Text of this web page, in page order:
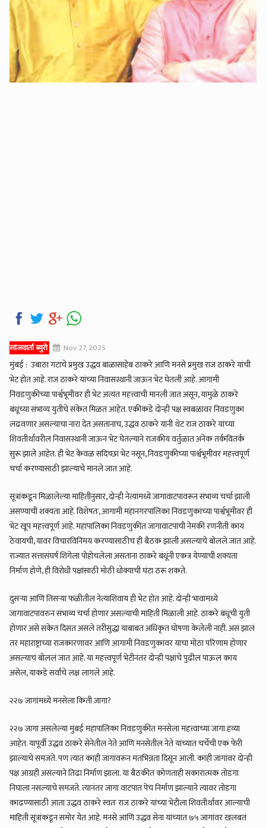
सांजवार्ता ब्युरो Nov 27, 2025
मुंबई : उबाठा गटाचे प्रमुख उद्धव बाळासाहेब ठाकरे आणि मनसे प्रमुख राज ठाकरे यांची
भेट होत आहे. राज ठाकरे यांच्या निवासस्थानी जाऊन भेट घेतली आहे. आगामी
निवडणुकीच्या पार्श्वभूमीवर ही भेट अत्यंत महत्त्वाची मानली जात असून, यामुळे ठाकरे
बंधूंच्या संभाव्य युतीचे संकेत मिळत आहेत. एकीकडे दोन्ही पक्ष स्वबळावर निवडणुका
लढवणार असल्याचा नारा देत असतानाच, उद्धव ठाकरे यांनी थेट राज ठाकरे यांच्या
शिवतीर्थावरील निवासस्थानी जाऊन भेट घेतल्याने राजकीय वर्तुळात अनेक तर्कवितर्क
सुरू झाले आहेत. ही भेट केवळ सदिच्छा भेट नसून, निवडणुकीच्या पार्श्वभूमीवर महत्त्वपूर्ण
चर्चा करण्यासाठी झाल्याचे मानले जात आहे.
सूत्रांकडून मिळालेल्या माहितीनुसार, दोन्ही नेत्यांमध्ये जागावाटपावरून संभाव्य चर्चा झाली
असण्याची शक्यता आहे. विशेषतः, आगामी महानगरपालिका निवडणुकांच्या पार्श्वभूमीवर ही
भेट खूप महत्त्वपूर्ण आहे. महापालिका निवडणुकीत जागावाटपाची नेमकी रणनीती काय
ठेवायची, यावर विचारविनिमय करण्यासाठीच ही बैठक झाली असल्याचे बोलले जात आहे.
राज्यात सत्तासंघर्ष शिगेला पोहोचलेला असताना ठाकरे बंधूंनी एकत्र येण्याची शक्यता
निर्माण होणे, ही विरोधी पक्षांसाठी मोठी धोक्याची घंटा ठरू शकते.
दुसर्‍या आणि तिसर्‍या फळीतील नेत्यांशिवाय ही भेट होत आहे. दोन्ही भावांमध्ये
जागावाटपावरुन संभाव्य चर्चा होणार असल्याची माहिती मिळाली आहे. ठाकरे बंधूंची युती
होणार असे संकेत दिसत असले तरीसुद्धा याबाबत अधिकृत घोषणा केलेली नाही. असं झालं
तर महाराष्ट्राच्या राजकारणावर आणि आगामी निवडणुकांवर याचा मोठा परिणाम होणार
असल्याचं बोललं जात आहे. या महत्त्वपूर्ण भेटीनंतर दोन्ही पक्षांचे पुढील पाऊल काय
असेल, याकडे सर्वांचे लक्ष लागले आहे.
२२७ जागांमध्ये मनसेला किती जागा?
२२७ जागा असलेल्या मुंबई महापालिका निवडणुकीत मनसेला महत्त्वाच्या जागा हव्या
आहेत. यापूर्वी उद्धव ठाकरे सेनेतील नेते आणि मनसेतील नेते यांच्यात चर्चेची एक फेरी
झाल्याचे समजते. पण त्यात काही जागांवरून मतभिन्नता दिसून आली. काही जागांवर दोन्ही
पक्ष आग्रही असल्याने तिढा निर्माण झाला. या बैठकीत कोणताही सकारात्मक तोडगा
निघाला नसल्याचे समजते. त्यानंतर जागा वाटपात पेच निर्माण झाल्याने त्यावर तोडगा
काढण्यासाठी आता उद्धव ठाकरे स्वतः राज ठाकरे यांच्या भेटीला शिवतीर्थावर आल्याची
माहिती सूत्रांकडून समोर येत आहे. मनसे आणि उद्धव सेना यांच्यात ७५ जागांवर खलबतं